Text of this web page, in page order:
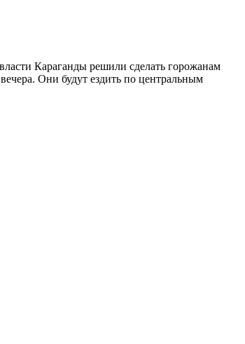
Караганды решили сделать горожанам
Они будут ездить по центральным